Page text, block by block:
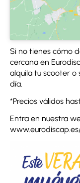
Si no tienes cómo
cercana en
alquila tu scooter o
día.
*Precios válidos
Entra en nuestra